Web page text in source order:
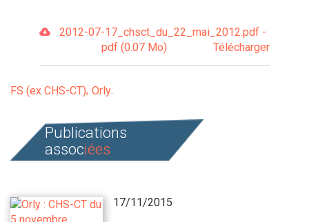
2012-07-17_chsct_du_22_mai_2012.pdf -
pdf (0.07 Mo)
Télécharger
FS (ex CHS-CT) Orly
Publications
associées
17/11/2015